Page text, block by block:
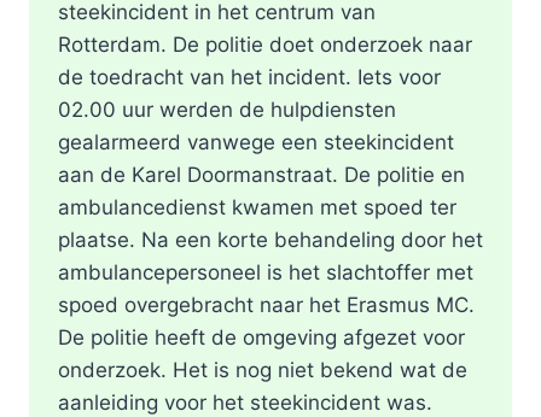
steekincident in het centrum van
Rotterdam. De politie doet onderzoek naar
de toedracht van het incident. Iets voor
02.00 uur werden de hulpdiensten
gealarmeerd vanwege een steekincident
aan de Karel Doormanstraat. De politie en
ambulancedienst kwamen met spoed ter
plaatse. Na een korte behandeling door het
ambulancepersoneel is het slachtoffer met
spoed overgebracht naar het Erasmus MC.
De politie heeft de omgeving afgezet voor
onderzoek. Het is nog niet bekend wat de
aanleiding voor het steekincident was.